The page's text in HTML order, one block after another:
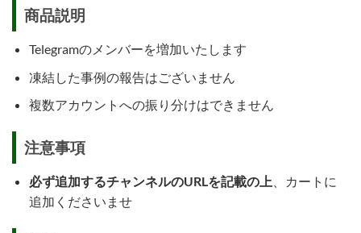
商品説明
Telegramのメンバーを増加いたします
凍結した事例の報告はございません
複数アカウントへの振り分けはできません
注意事項
必ず追加するチャンネルのURLを記載の上 、カートに
追加くださいませ